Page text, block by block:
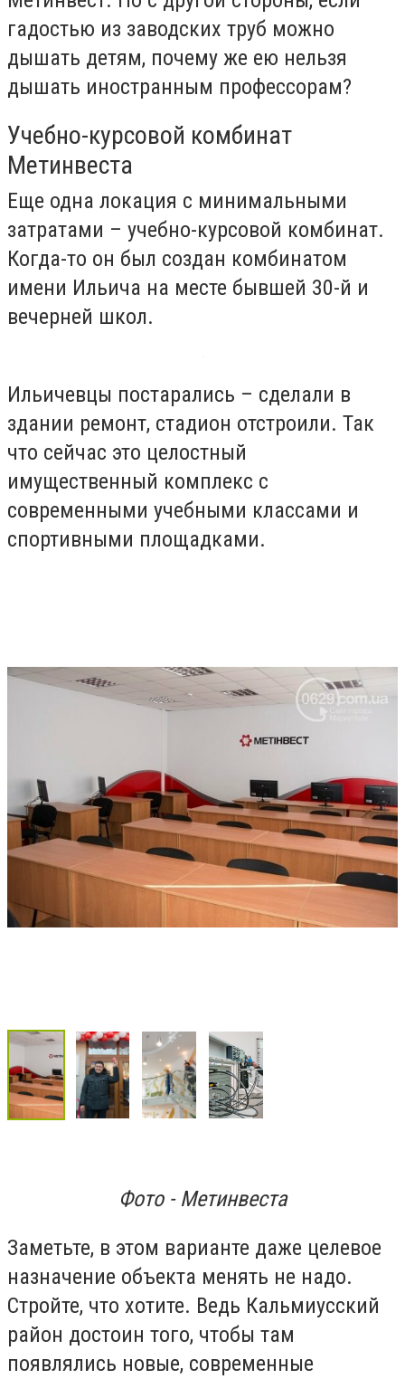
гадостью из заводских труб можно
дышать детям, почему же ею нельзя
дышать иностранным профессорам?
Учебно-курсовой комбинат
Метинвеста
Еще одна локация с минимальными
затратами – учебно-курсовой комбинат.
Когда-то он был создан комбинатом
имени Ильича на месте бывшей 30-й и
вечерней школ.
Ильичевцы постарались – сделали в
здании ремонт, стадион отстроили. Так
что сейчас это целостный
имущественный комплекс с
современными учебными классами и
спортивными площадками.
Фото - Метинвеста
Заметьте, в этом варианте даже целевое
назначение объекта менять не надо.
Стройте, что хотите. Ведь Кальмиусский
район достоин того, чтобы там
появлялись новые, современные